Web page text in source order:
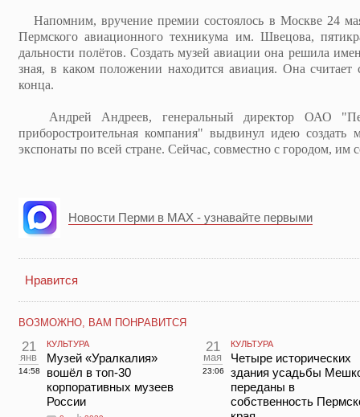
Напомним, вручение премии состоялось в Москве 24
Пермского авиационного техникума им. Швецова,
дальности полётов. Создать музей авиации она решила
зная, в каком положении находится авиация. Она считает
конца.
Андрей Андреев, генеральный директор ОАО
приборостроительная компания" выдвинул идею
экспонаты по всей стране. Сейчас, совместно с городом, им
Новости Перми в MAX - узнавайте первыми
Нравится
ВОЗМОЖНО, ВАМ ПОНРАВИТСЯ
21
янв
14:58
КУЛЬТУРА
Музей «Уралкалия»
вошёл в топ-30
корпоративных музеев
России
21
мая
23:06
КУЛЬТУРА
Четыре исторических
здания усадьбы
переданы в
собственность